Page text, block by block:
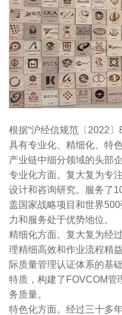
根据“沪经信规范〔2022〕
具有专业化、精细化、特
产业链中细分领域的头部企
专业化方面。复大复为专
设计和咨询研究。服务了
盖国家战略项目和世界
力和服务处于优势地位。
精细化方面。复大复为经
理精细高效和作业流程精
际质量管理认证体系的基
特质，构建了FOVCOM管
务质量。
特色化方面。经过三十多